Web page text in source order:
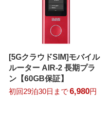
[5GクラウドSIM]モバイル
ルーター AIR-2 長期プラ
ン【60GB保証】
初回29泊30日まで6,980円